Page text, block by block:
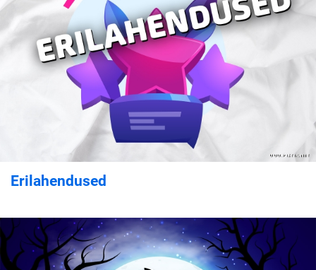
Erilahendused